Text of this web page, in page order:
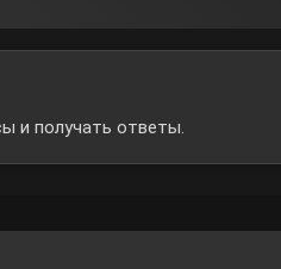
и получать ответы.